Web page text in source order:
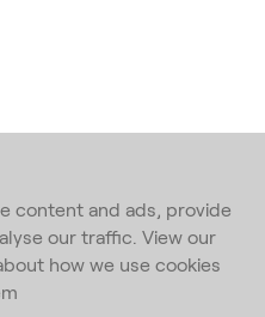
content and ads, provide
our traffic. View our
how we use cookies